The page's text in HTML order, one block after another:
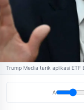
Trump Media tarik aplikasi ETF
A